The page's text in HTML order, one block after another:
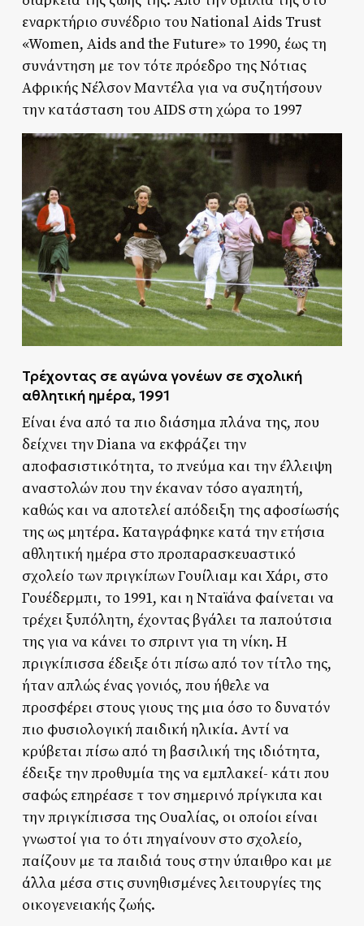
εναρκτήριο συνέδριο του National Aids Trust
«Women, Aids and the Future» το 1990, έως τη
συνάντηση με τον τότε πρόεδρο της Νότιας
Αφρικής Νέλσον Μαντέλα για να συζητήσουν
την κατάσταση του AIDS στη χώρα το 1997
Τρέχοντας σε αγώνα γονέων σε σχολική
αθλητική ημέρα, 1991
Είναι ένα από τα πιο διάσημα πλάνα της, που
δείχνει την Diana να εκφράζει την
αποφασιστικότητα, το πνεύμα και την έλλειψη
αναστολών που την έκαναν τόσο αγαπητή,
καθώς και να αποτελεί απόδειξη της αφοσίωσής
της ως μητέρα. Καταγράφηκε κατά την ετήσια
αθλητική ημέρα στο προπαρασκευαστικό
σχολείο των πριγκίπων Γουίλιαμ και Χάρι, στο
Γουέδερμπι, το 1991, και η Νταϊάνα φαίνεται να
τρέχει ξυπόλητη, έχοντας βγάλει τα παπούτσια
της για να κάνει το σπριντ για τη νίκη. Η
πριγκίπισσα έδειξε ότι πίσω από τον τίτλο της,
ήταν απλώς ένας γονιός, που ήθελε να
προσφέρει στους γιους της μια όσο το δυνατόν
πιο φυσιολογική παιδική ηλικία. Αντί να
κρύβεται πίσω από τη βασιλική της ιδιότητα,
έδειξε την προθυμία της να εμπλακεί- κάτι που
σαφώς επηρέασε τ τον σημερινό πρίγκιπα και
την πριγκίπισσα της Ουαλίας, οι οποίοι είναι
γνωστοί για το ότι πηγαίνουν στο σχολείο,
παίζουν με τα παιδιά τους στην ύπαιθρο και με
άλλα μέσα στις συνηθισμένες λειτουργίες της
οικογενειακής ζωής.